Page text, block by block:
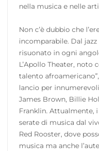
nella musica e nelle
Non c’è dubbio che
incomparabile. Dal
risuonato in ogni
L’Apollo Theater, noto
talento
lancio per
James Brown, Billie
Franklin. Attualmente,
serate di musica dal
Red Rooster, dove
musica ma anche